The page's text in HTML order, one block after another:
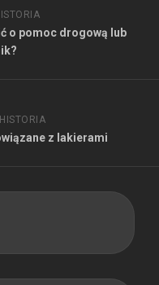
o pomoc drogową lub
z lakierami